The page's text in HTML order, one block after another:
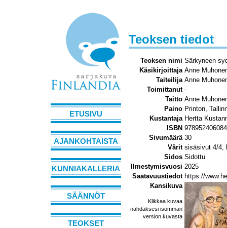
ETUSIVU
AJANKOHTAISTA
KUNNIAKALLERIA
SÄÄNNÖT
TEOKSET
Teoksen tiedot
Teoksen nimi Särkyneen
Käsikirjoittaja Anne
Taiteilija Anne
Toimittanut -
Taitto Anne
Paino Printon,
Kustantaja Hertta
ISBN
Sivumäärä 30
Värit sisäsivut 4/4,
Sidos Sidottu
Ilmestymisvuosi 2025
Saatavuustiedot https://
Kansikuva
Klikkaa kuvaa
nähdäksesi isomman
version kuvasta